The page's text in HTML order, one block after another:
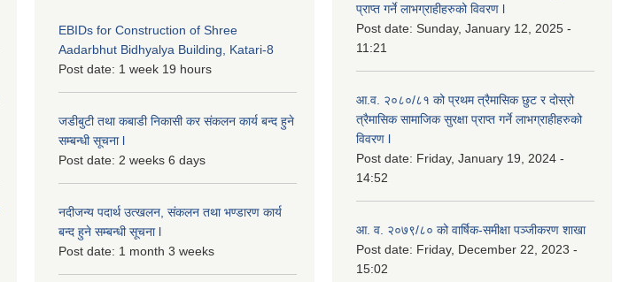
EBIDs for Construction of Shree
Aadarbhut Bidhyalya Building, Katari-8
Post date: 1 week 19 hours
जडीबुटी तथा कबाडी निकासी कर संकलन कार्य बन्द हुने
सम्बन्धी सूचना l
Post date: 2 weeks 6 days
नदीजन्य पदार्थ उत्खलन, संकलन तथा भण्डारण कार्य
बन्द हुने सम्बन्धी सूचना l
Post date: 1 month 3 weeks
प्राप्त गर्ने लाभग्राहीहरुको विवरण l
Post date: Sunday, January 12, 2025 -
11:21
आ.व. २०८०/८१ को प्रथम त्रैमासिक छुट र दोस्रो
त्रैमासिक सामाजिक सुरक्षा प्राप्त गर्ने लाभग्राहीहरुको
विवरण l
Post date: Friday, January 19, 2024 -
14:52
आ. व. २०७९/८० को वार्षिक-समीक्षा पञ्जीकरण शाखा
Post date: Friday, December 22, 2023 -
15:02